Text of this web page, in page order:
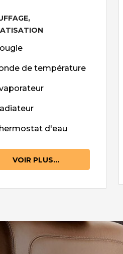
de température
d'eau
VOIR PLUS...